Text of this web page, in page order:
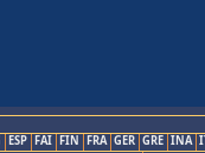
ESP FAI FIN FRA GER GRE INA